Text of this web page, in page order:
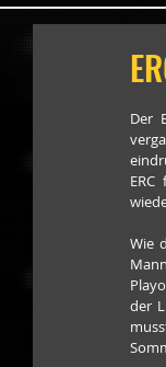
Der
Wie
der